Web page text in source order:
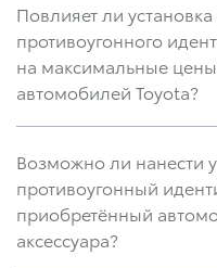
Повлияет ли
противоугонного
на максимальные
автомобилей Toyota?
Возможно ли нанести
противоугонный
приобретённый
аксессуара?